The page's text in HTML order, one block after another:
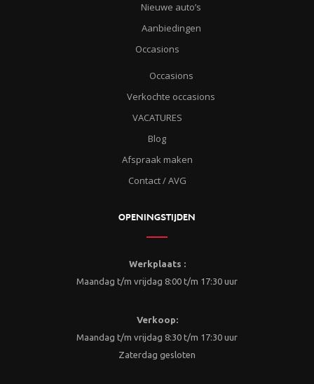
Nieuwe auto’s
Aanbiedingen
Occasions
Occasions
Verkochte occasions
VACATURES
Blog
Afspraak maken
Contact / AVG
OPENINGSTIJDEN
Werkplaats :
Maandag t/m vrijdag 8:00 t/m 17:30 uur
Verkoop:
Maandag t/m vrijdag 8:30 t/m 17:30 uur
Zaterdag gesloten